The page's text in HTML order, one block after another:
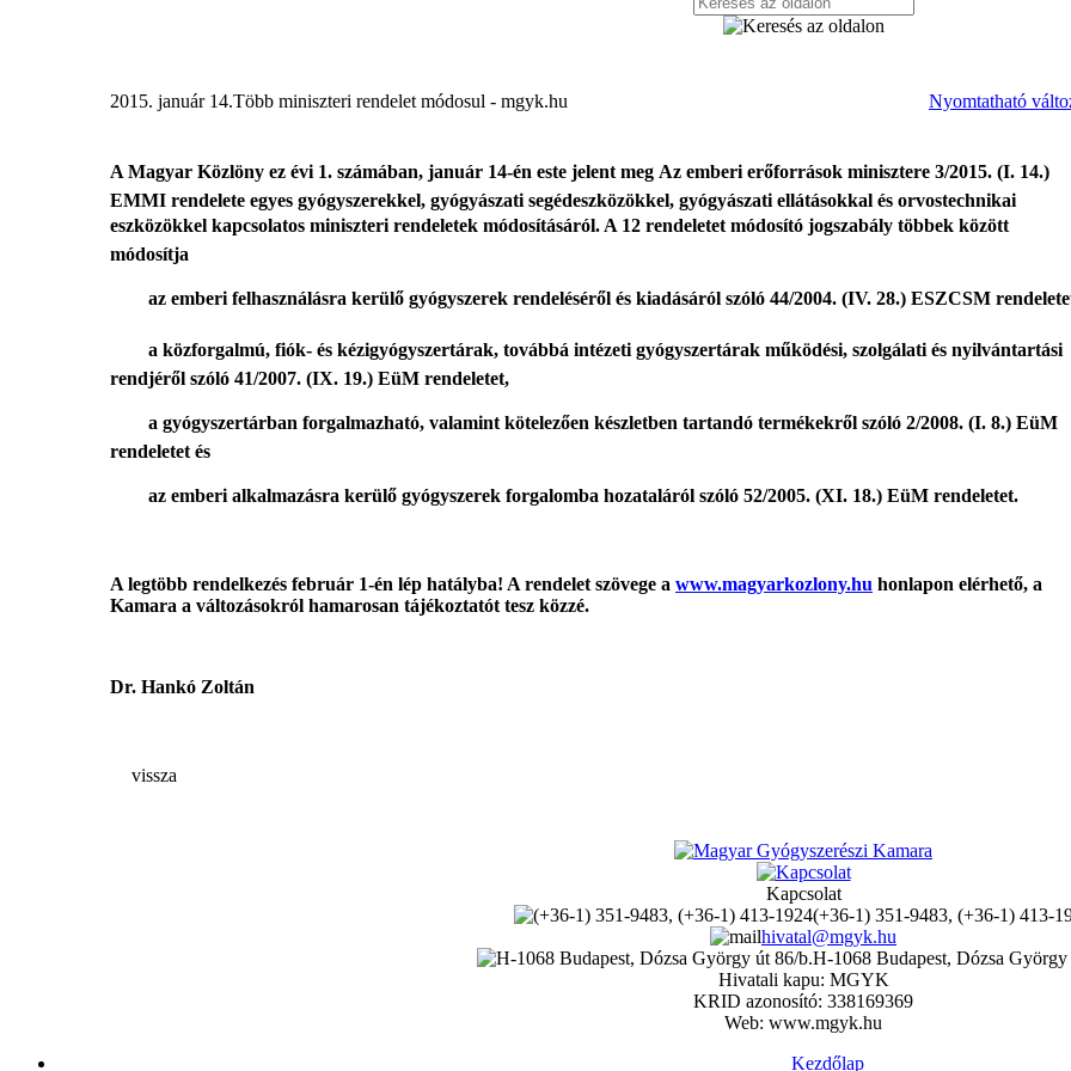
Nyomtatható
2015. január 14.Több miniszteri rendelet módosul - mgyk.hu
A Magyar Közlöny ez évi 1. számában, január 14-én este jelent meg Az emberi erőforrások minisztere 3/2015. (I. 14.)
EMMI rendelete egyes gyógyszerekkel, gyógyászati segédeszközökkel, gyógyászati ellátásokkal és orvostechnikai
eszközökkel kapcsolatos miniszteri rendeletek módosításáról. A 12 rendeletet módosító jogszabály többek között
módosítja
az emberi felhasználásra kerülő gyógyszerek rendeléséről és kiadásáról szóló 44/2004. (IV. 28.) ESZCSM
a közforgalmú, fiók- és kézigyógyszertárak, továbbá intézeti gyógyszertárak működési, szolgálati és nyilvántartási
rendjéről szóló 41/2007. (IX. 19.) EüM rendeletet,
a gyógyszertárban forgalmazható, valamint kötelezően készletben tartandó termékekről szóló 2/2008. (I. 8.) EüM
rendeletet és
az emberi alkalmazásra kerülő gyógyszerek forgalomba hozataláról szóló 52/2005. (XI. 18.) EüM rendeletet.
A legtöbb rendelkezés február 1-én lép hatályba! A rendelet szövege a www.magyarkozlony.hu honlapon elérhető, a
Kamara a változásokról hamarosan tájékoztatót tesz közzé.
Dr. Hankó Zoltán
vissza
Kapcsolat
(+36-1) 351-9483, (+36-1) 413-
hivatal@mgyk.hu
H-1068 Budapest, Dózsa György
Hivatali kapu: MGYK
KRID azonosító: 338169369
Web: www.mgyk.hu
Kezdőlap